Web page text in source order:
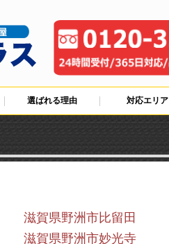
選ばれる理由 対応エリア
滋賀県野洲市比留田
滋賀県野洲市妙光寺